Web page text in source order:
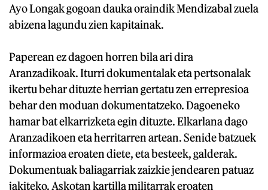
Ayo Longak gogoan dauka oraindik Mendizabal zuela
abizena lagundu zien kapitainak.
Paperean ez dagoen horren bila ari dira
Aranzadikoak. Iturri dokumentalak eta pertsonalak
ikertu behar dituzte herrian gertatu zen errepresioa
behar den moduan dokumentatzeko. Dagoeneko
hamar bat elkarrizketa egin dituzte. Elkarlana dago
Aranzadikoen eta herritarren artean. Senide batzuek
informazioa eroaten diete, eta besteek, galderak.
Dokumentuak baliagarriak zaizkie jendearen patuaz
jakiteko. Askotan kartilla militarrak eroaten